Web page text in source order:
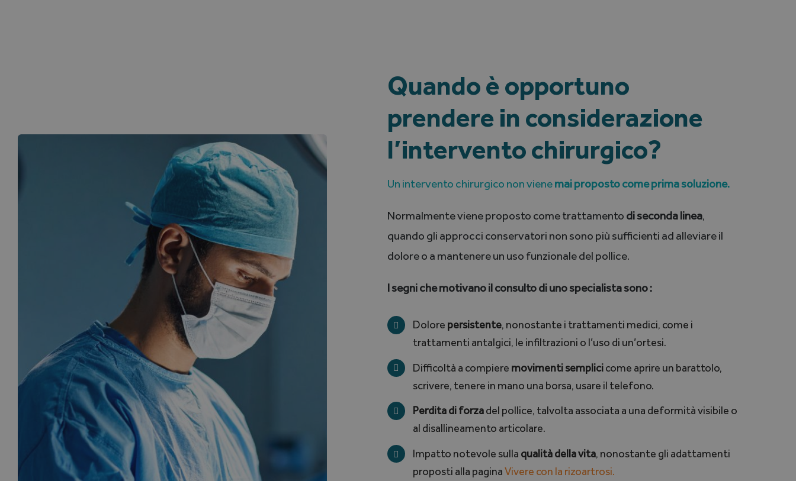
Quando è opportuno
prendere in considerazione
l’intervento chirurgico?
Un intervento chirurgico non vienemai proposto come prima soluzione.
Normalmente viene proposto come trattamento di seconda linea,
quando gli approcci conservatori non sono più sufficienti ad alleviare il
dolore o a mantenere un uso funzionale del pollice.
I segni che motivano il consulto di uno specialista sono :
Dolore persistente, nonostante i trattamenti medici, come i
trattamenti antalgici, le infiltrazioni o l’uso di un’ortesi.
Difficoltà a compiere movimenti semplicicome aprire un barattolo,
scrivere, tenere in mano una borsa, usare il telefono.
Perdita di forzadel pollice, talvolta associata a una deformità visibile o
al disallineamento articolare.
Impatto notevole sulla qualità della vita, nonostante gli adattamenti
proposti alla paginaVivere con la rizoartrosi.